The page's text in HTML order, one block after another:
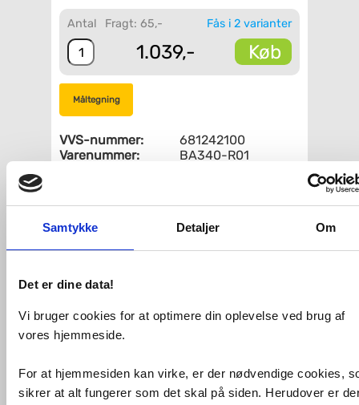
Samtykke Detaljer Om
Det er dine data!
Vi bruger cookies for at optimere din oplevelse ved brug af
vores hjemmeside.
For at hjemmesiden kan virke, er der nødvendige cookies,
sikrer at alt fungerer som det skal på siden. Herudover er
Fås i 2 varianter
Antal Fragt: 65,-
1.039,- Køb
Måltegning
VVS-nummer:
681242100
Varenummer:
BA340-R01
Hul til
sæbedispenser:
Nej
Fri fragt fra 4.995,-
Intra Juvel køkkenvask model
IntraBarents A 340 med prop og kæde.
Specifikationer: